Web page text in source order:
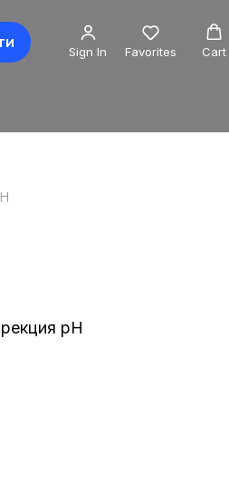
Sign In Favorites Cart
pH